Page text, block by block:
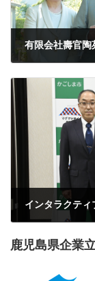
有限会社壽官陶
インタラクティ
鹿児島県企業